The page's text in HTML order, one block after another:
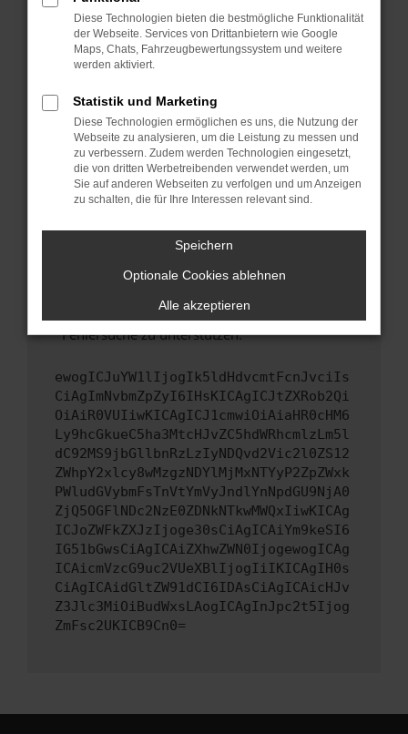
Starte dein Gerät neu.
Das kann manchmal helfen, vorübergehende
Probleme zu beheben.
Betriebssystem auf dem neuesten Stand
sind.
Veraltete Software birgt nicht nur ein
Sicherheitsrisiko, sondern kann auch dazu
führen, dass bestimmte Funktionen nicht mehr
unterstützt werden.
Wende dich an den Webseitenbetreiber.
Wenn du alle oben genannten Schritte versucht
hast, kontaktiere uns bitte. Wir werden
uns diesen Text schicken, um uns bei der
Fehlersuche zu unterstützen:
ewogICJuYW1lIjogIk5ldHdvcmtFcnJvciIs
CiAgImNvbmZpZyI6IHsKICAgICJtZXRob2Qi
OiAiR0VUIiwKICAgICJ1cmwiOiAiaHR0cHM6
Ly9hcGkueC5ha3MtcHJvZC5hdWRhcmlzLm5l
dC92MS9jbGllbnRzLzIyNDQvd2Vic2l0ZS12
ZWhpY2xlcy8wMzgzNDYlMjMxNTYyP2ZpZWxk
PWludGVybmFsTnVtYmVyJndlYnNpdGU9NjA0
ZjQ5OGFlNDc2NzE0ZDNkNTkwMWQxIiwKICAg
ICJoZWFkZXJzIjoge30sCiAgICAiYm9keSI6
IG51bGwsCiAgICAiZXhwZWN0IjogewogICAg
ICAicmVzcG9uc2VUeXBlIjogIiIKICAgIH0s
CiAgICAidGltZW91dCI6IDAsCiAgICAicHJv
Z3Jlc3MiOiBudWxsLAogICAgInJpc2t5Ijog
ZmFsc2UKICB9Cn0=
Diese Technologien bieten die bestmögliche Funktionalität
der Webseite. Services von Drittanbietern wie Google
Maps, Chats, Fahrzeugbewertungssystem und weitere
werden aktiviert.
Statistik und Marketing
Diese Technologien ermöglichen es uns, die Nutzung der
Webseite zu analysieren, um die Leistung zu messen und
zu verbessern. Zudem werden Technologien eingesetzt,
die von dritten Werbetreibenden verwendet werden, um
Sie auf anderen Webseiten zu verfolgen und um Anzeigen
zu schalten, die für Ihre Interessen relevant sind.
Speichern
Optionale Cookies ablehnen
Alle akzeptieren